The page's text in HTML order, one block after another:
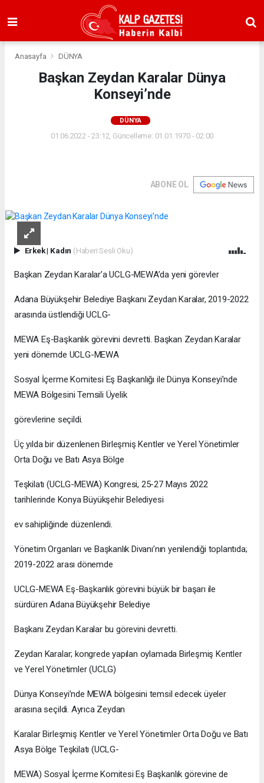
Anasayfa DÜNYA
Başkan Zeydan Karalar Dünya
Konseyi’nde
DÜNYA
01.06.2022 - 23:12, Güncelleme: 01.01.1970 - 02:00
ABONE OL
Erkek| Kadın (Haberi Sesli Oku)
Başkan Zeydan Karalar’a UCLG-MEWA’da yeni görevler
Adana Büyükşehir Belediye Başkanı Zeydan Karalar, 2019-2022
arasında üstlendiği UCLG-
MEWA Eş-Başkanlık görevini devretti. Başkan Zeydan Karalar
yeni dönemde UCLG-MEWA
Sosyal İçerme Komitesi Eş Başkanlığı ile Dünya Konseyi’nde
MEWA Bölgesini Temsili Üyelik
görevlerine seçildi.
Üç yılda bir düzenlenen Birleşmiş Kentler ve Yerel Yönetimler
Orta Doğu ve Batı Asya Bölge
Teşkilatı (UCLG-MEWA) Kongresi, 25-27 Mayıs 2022
tarihlerinde Konya Büyükşehir Belediyesi
ev sahipliğinde düzenlendi.
Yönetim Organları ve Başkanlık Divanı’nın yenilendiği toplantıda;
2019-2022 arası dönemde
UCLG-MEWA Eş-Başkanlık görevini büyük bir başarı ile
sürdüren Adana Büyükşehir Belediye
Başkanı Zeydan Karalar bu görevini devretti.
Zeydan Karalar; kongrede yapılan oylamada Birleşmiş Kentler
ve Yerel Yönetimler (UCLG)
Dünya Konseyi’nde MEWA bölgesini temsil edecek üyeler
arasına seçildi. Ayrıca Zeydan
Karalar Birleşmiş Kentler ve Yerel Yönetimler Orta Doğu ve Batı
Asya Bölge Teşkilatı (UCLG-
MEWA) Sosyal İçerme Komitesi Eş Başkanlık görevine de